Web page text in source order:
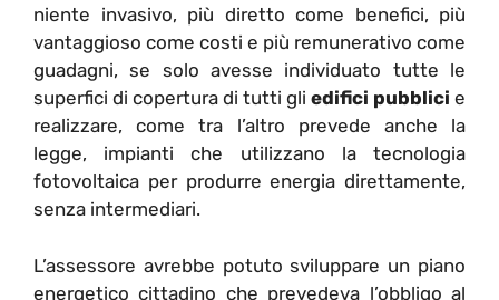
niente invasivo, più diretto come benefici, più
vantaggioso come costi e più remunerativo come
guadagni, se solo avesse individuato tutte le
superfici di copertura di tutti gli edifici pubblici e
realizzare, come tra l’altro prevede anche la
legge, impianti che utilizzano la tecnologia
fotovoltaica per produrre energia direttamente,
senza intermediari.
L’assessore avrebbe potuto sviluppare un piano
energetico cittadino che prevedeva l’obbligo al